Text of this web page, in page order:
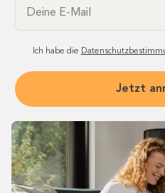
Ich habe die
Jetzt